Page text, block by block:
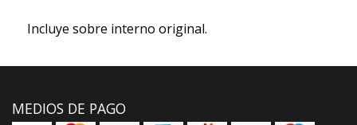
Incluye sobre interno original.
MEDIOS DE PAGO